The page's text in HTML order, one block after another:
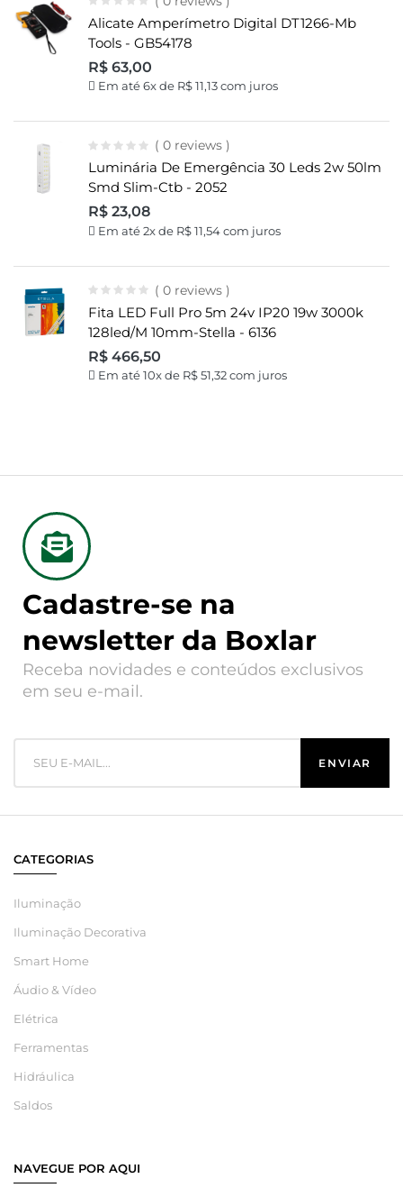
Alicate Amperímetro Digital DT1266-Mb
Tools - GB54178
R$ 63,00
Em até 6x de R$11,13com juros
( 0 reviews )
Luminária De Emergência 30 Leds 2w 50lm
Smd Slim-Ctb - 2052
R$ 23,08
Em até 2x de R$11,54com juros
( 0 reviews )
Fita LED Full Pro 5m 24v IP20 19w 3000k
128led/m 10mm-Stella - 6136
R$ 466,50
Em até 10x de R$51,32com juros
Cadastre-se na
newsletter da Boxlar
Receba novidades e conteúdos exclusivos
em seu e-mail.
CATEGORIAS
Iluminação
Iluminação Decorativa
Smart Home
Áudio & Vídeo
Elétrica
Ferramentas
Hidráulica
Saldos
NAVEGUE POR AQUI